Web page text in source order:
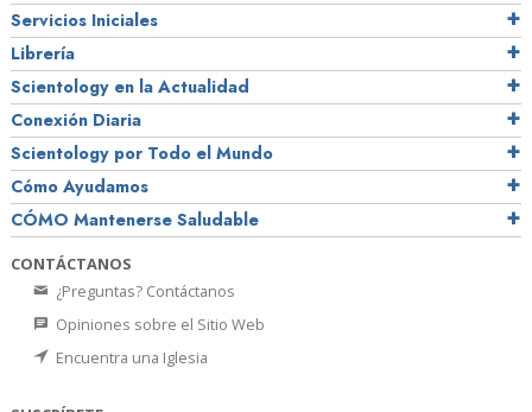
Servicios Iniciales
Librería
Scientology en la Actualidad
Conexión Diaria
Scientology por Todo el Mundo
Cómo Ayudamos
CÓMO Mantenerse Saludable
CONTÁCTANOS
¿Preguntas? Contáctanos
Opiniones sobre el Sitio Web
Encuentra una Iglesia